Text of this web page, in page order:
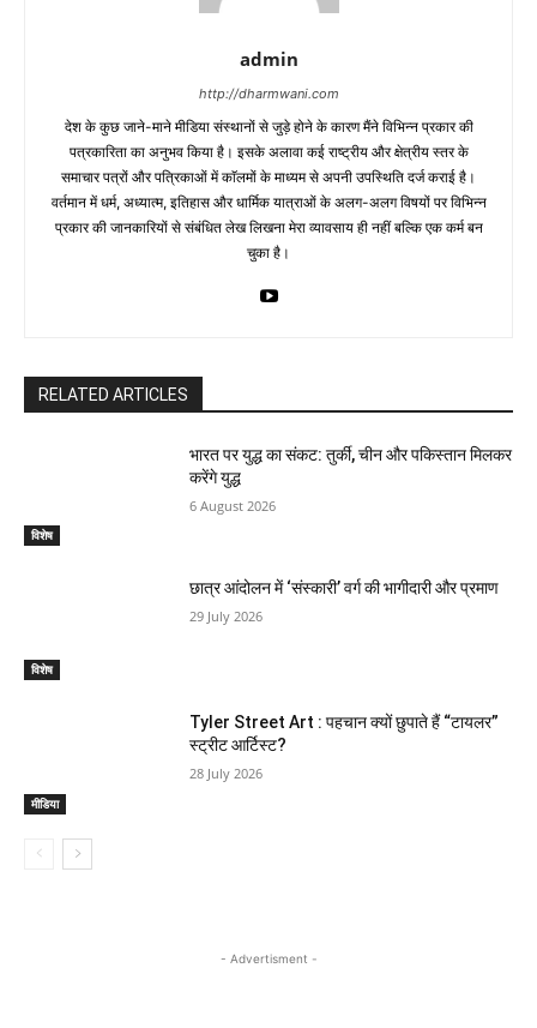
admin
http://dharmwani.com
देश के कुछ जाने-माने मीडिया संस्थानों से जुड़े होने के कारण मैंने विभिन्न प्रकार की
पत्रकारिता का अनुभव किया है। इसके अलावा कई राष्ट्रीय और क्षेत्रीय स्तर के
समाचार पत्रों और पत्रिकाओं में काॅलमों के माध्यम से अपनी उपस्थिति दर्ज कराई है।
वर्तमान में धर्म, अध्यात्म, इतिहास और धार्मिक यात्राओं के अलग-अलग विषयों पर विभिन्न
प्रकार की जानकारियों से संबंधित लेख लिखना मेरा व्यावसाय ही नहीं बल्कि एक कर्म बन
चुका है।
RELATED ARTICLES
विशेष
भारत पर युद्ध का संकट: तुर्की, चीन और पकिस्तान मिलकर
करेंगे युद्ध
6 August 2026
विशेष
छात्र आंदोलन में ‘संस्कारी’ वर्ग की भागीदारी और प्रमाण
29 July 2026
मीडिया
Tyler Street Art : पहचान क्यों छुपाते हैं “टायलर”
स्ट्रीट आर्टिस्ट?
28 July 2026
- Advertisment -